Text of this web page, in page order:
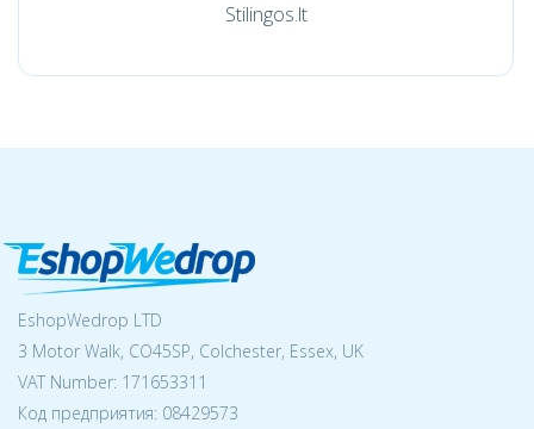
Stilingos.lt
EshopWedrop LTD
3 Motor Walk, CO45SP, Colchester, Essex, UK
VAT Number: 171653311
Код предприятия: 08429573